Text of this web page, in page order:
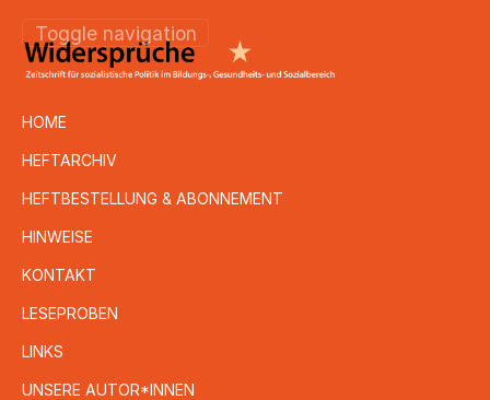
Toggle navigation
HOME
HEFTARCHIV
HEFTBESTELLUNG & ABONNEMENT
HINWEISE
KONTAKT
LESEPROBEN
LINKS
UNSERE AUTOR*INNEN